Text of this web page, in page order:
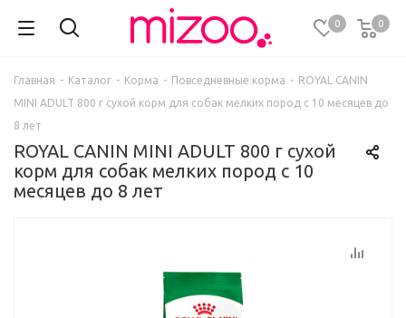
0 0
Главная - Каталог - Корма - Повседневные корма - ROYAL CANIN
MINI ADULT 800 г сухой корм для собак мелких пород с 10 месяцев до
8 лет
ROYAL CANIN MINI ADULT 800 г сухой
корм для собак мелких пород с 10
месяцев до 8 лет